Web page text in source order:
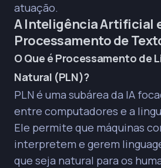
atuação.
A Inteligência Artificial
Processamento de
O Que é Processamento de
Natural (PLN)?
PLN é uma subárea da IA
entre computadores e a
Ele permite que máquinas
interpretem e gerem
que seja natural para os